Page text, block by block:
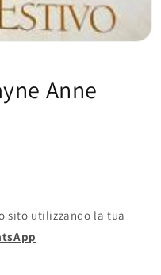
Anne
sito utilizzando la tua